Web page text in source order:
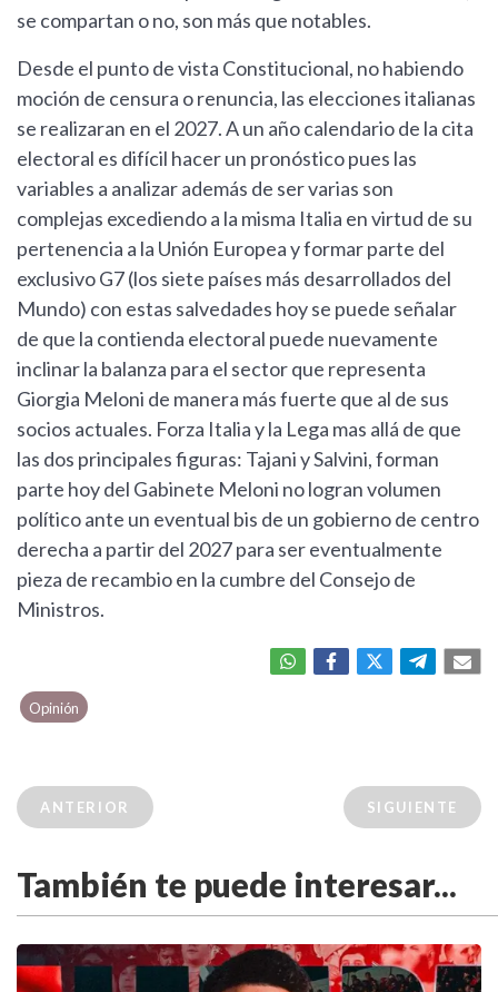
se compartan o no, son más que notables.
Desde el punto de vista Constitucional, no habiendo
moción de censura o renuncia, las elecciones italianas
se realizaran en el 2027. A un año calendario de la cita
electoral es difícil hacer un pronóstico pues las
variables a analizar además de ser varias son
complejas excediendo a la misma Italia en virtud de su
pertenencia a la Unión Europea y formar parte del
exclusivo G7 (los siete países más desarrollados del
Mundo) con estas salvedades hoy se puede señalar
de que la contienda electoral puede nuevamente
inclinar la balanza para el sector que representa
Giorgia Meloni de manera más fuerte que al de sus
socios actuales. Forza Italia y la Lega mas allá de que
las dos principales figuras: Tajani y Salvini, forman
parte hoy del Gabinete Meloni no logran volumen
político ante un eventual bis de un gobierno de centro
derecha a partir del 2027 para ser eventualmente
pieza de recambio en la cumbre del Consejo de
Ministros.
Opinión
ANTERIOR SIGUIENTE
También te puede interesar...